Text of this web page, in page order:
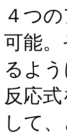
４つ
可能
るよ
反応
して